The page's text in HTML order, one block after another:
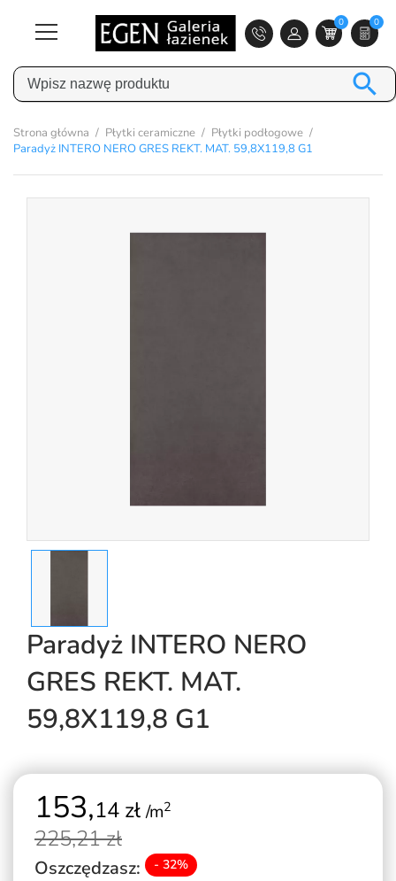
0 0

Strona główna Płytki ceramiczne
Płytki podłogowe
Paradyż INTERO NERO GRES REKT. MAT. 59,8X119,8 G1
Paradyż INTERO NERO
GRES REKT. MAT.
59,8X119,8 G1
153,14 zł/m2
225,21 zł
Oszczędzasz: - 32%